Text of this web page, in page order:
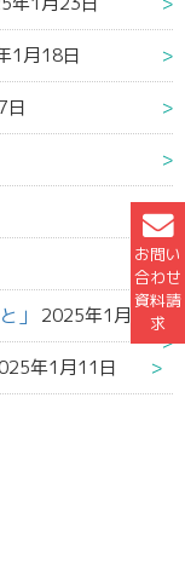
お問い
合わせ
資料請
求
1月18日
日
」 2025年1月12日
年1月11日